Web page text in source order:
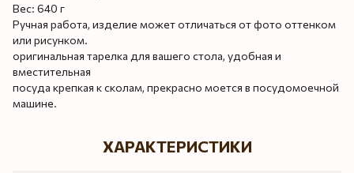
Вес: 640 г
Ручная работа, изделие может отличаться от фото оттенком
или рисунком.
оригинальная тарелка для вашего стола, удобная и
вместительная
посуда крепкая к сколам, прекрасно моется в посудомоечной
машине.
ХАРАКТЕРИСТИКИ